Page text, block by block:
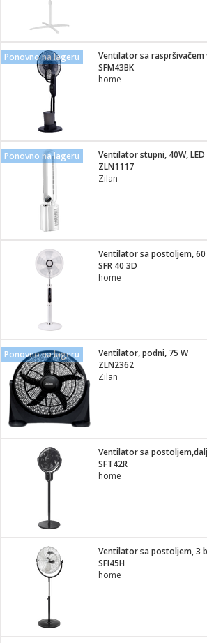
Ponovno na lageru
SFM43BK
home
Ponovno na lageru
Ventilator stupni, 40W,
ZLN1117
Zilan
Ventilator sa postoljem, 60
SFR 40 3D
home
Ponovno na lageru
Ventilator, podni, 75 W
ZLN2362
Zilan
SFT42R
home
SFI45H
home